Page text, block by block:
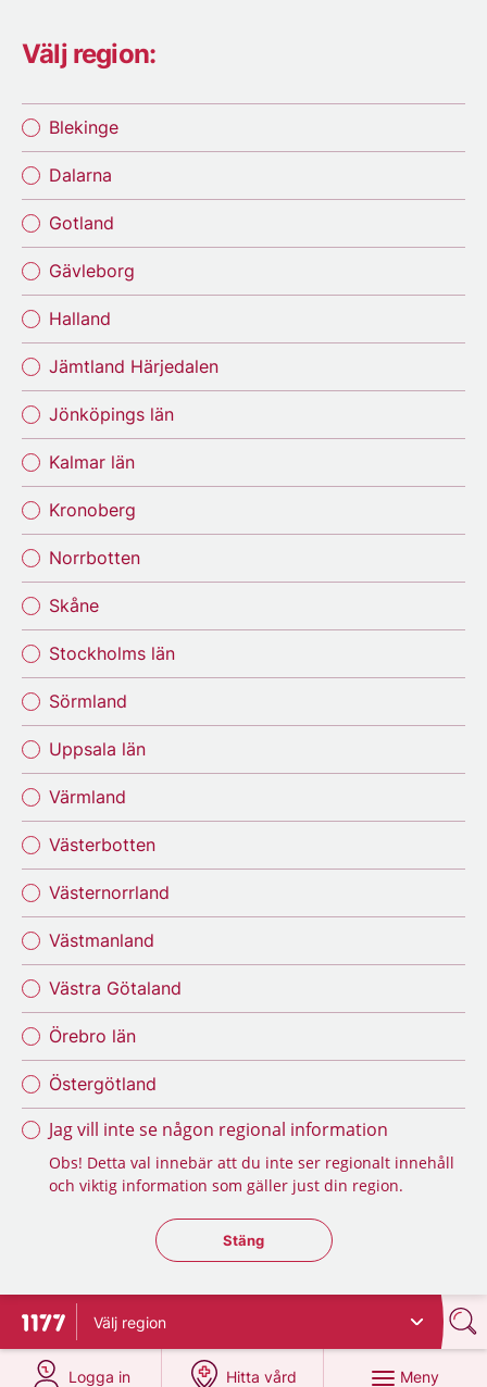
Välj region:
Blekinge
Dalarna
Gotland
Gävleborg
Halland
Jämtland Härjedalen
Jönköpings län
Kalmar län
Kronoberg
Norrbotten
Skåne
Stockholms län
Sörmland
Uppsala län
Värmland
Västerbotten
Västernorrland
Västmanland
Västra Götaland
Örebro län
Östergötland
Jag vill inte se någon regional information
Obs! Detta val innebär att du inte ser regionalt innehåll
och viktig information som gäller just din region.
Stäng regionsväljaren
Stäng
Till startsidan för 1177
Välj region
Logga in
på 1177.se
Hitta vård
på 1177.se
Meny